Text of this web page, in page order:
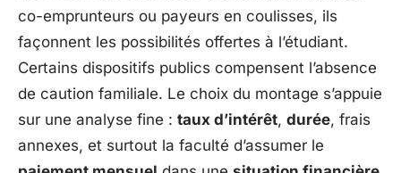
co-emprunteurs ou payeurs en coulisses, ils
façonnent les possibilités offertes à l’étudiant.
Certains dispositifs publics compensent l’absence
de caution familiale. Le choix du montage s’appuie
sur une analyse fine : taux d’intérêt, durée, frais
annexes, et surtout la faculté d’assumer le